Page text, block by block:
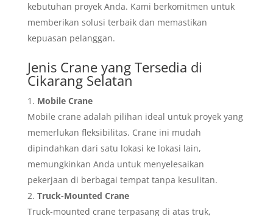
kebutuhan proyek Anda. Kami berkomitmen untuk
memberikan solusi terbaik dan memastikan
kepuasan pelanggan.
Jenis Crane yang Tersedia di
Cikarang Selatan
Mobile Crane
Mobile crane adalah pilihan ideal untuk proyek yang
memerlukan fleksibilitas. Crane ini mudah
dipindahkan dari satu lokasi ke lokasi lain,
memungkinkan Anda untuk menyelesaikan
pekerjaan di berbagai tempat tanpa kesulitan.
Truck-Mounted Crane
Truck-mounted crane terpasang di atas truk,